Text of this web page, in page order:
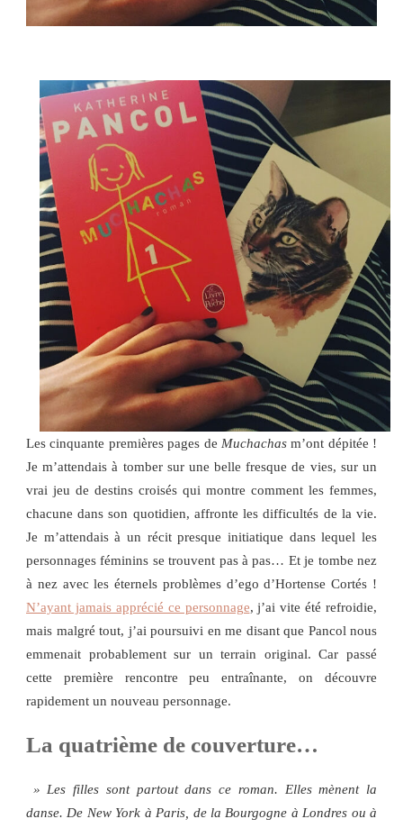
Les cinquante premières pages de Muchachasm’ont dépitée !
Je m’attendais à tomber sur une belle fresque de vies, sur un
vrai jeu de destins croisés qui montre comment les femmes,
chacune dans son quotidien, affronte les difficultés de la vie.
Je m’attendais à un récit presque initiatique dans lequel les
personnages féminins se trouvent pas à pas… Et je tombe nez
à nez avec les éternels problèmes d’ego d’Hortense Cortés !
N’ayant jamais apprécié ce personnage, j’ai vite été refroidie,
mais malgré tout, j’ai poursuivi en me disant que Pancol nous
emmenait probablement sur un terrain original. Car passé
cette première rencontre peu entraînante, on découvre
rapidement un nouveau personnage.
La quatrième de couverture…
» Les filles sont partout dans ce roman. Elles mènent la
danse. De New York à Paris, de la Bourgogne à Londres ou à